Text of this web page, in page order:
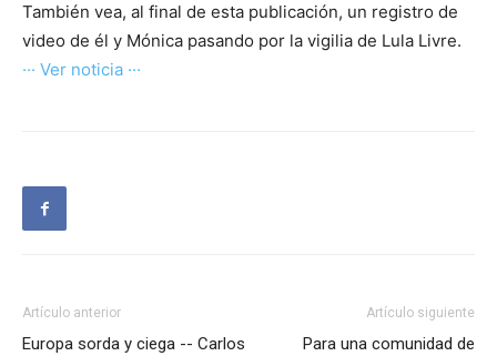
También vea, al final de esta publicación, un registro de
video de él y Mónica pasando por la vigilia de Lula Livre.
··· Ver noticia ···
Artículo anterior
Europa sorda y ciega -- Carlos
Artículo siguiente
Para una comunidad de